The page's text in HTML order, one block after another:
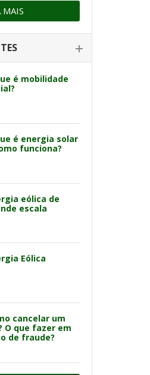
MAIS
é mobilidade
é energia solar
funciona?
eólica de
escala
Eólica
cancelar um
O que fazer em
de fraude?